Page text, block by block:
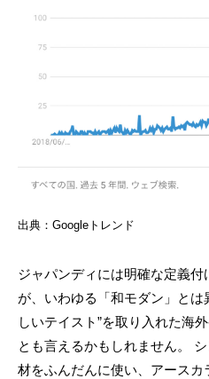
出典：Googleトレンド
ジャパンディには明確な定義
が、いわゆる「和モダン」とは
しいテイスト”を取り入れた海
とも言えるかもしれません。
材をふんだんに使い、アース